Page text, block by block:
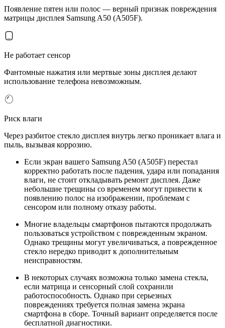
Появление пятен или полос — верный признак повреждения
матрицы дисплея Samsung A50 (A505F).
Не работает сенсор
Фантомные нажатия или мертвые зоны дисплея делают
использование телефона невозможным.
Риск влаги
Через разбитое стекло дисплея внутрь легко проникает влага и
пыль, вызывая коррозию.
Если экран вашего Samsung A50 (A505F) перестал
корректно работать после падения, удара или попадания
влаги, не стоит откладывать ремонт дисплея. Даже
небольшие трещины со временем могут привести к
появлению полос на изображении, проблемам с
сенсором или полному отказу работы.
Многие владельцы смартфонов пытаются продолжать
пользоваться устройством с поврежденным экраном.
Однако трещины могут увеличиваться, а поврежденное
стекло нередко приводит к дополнительным
неисправностям.
В некоторых случаях возможна только замена стекла,
если матрица и сенсорный слой сохранили
работоспособность. Однако при серьезных
повреждениях требуется полная замена экрана
смартфона в сборе. Точный вариант определяется после
бесплатной диагностики.